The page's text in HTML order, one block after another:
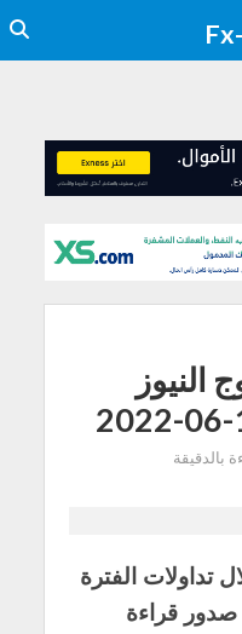
النيوز
تداولات الفترة
صدور قراءة